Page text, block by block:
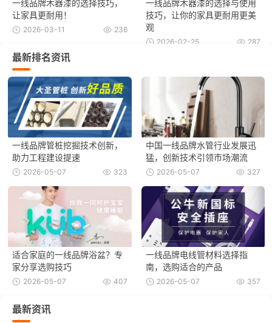
一线品牌木器漆的选择技巧，
让家具更耐用！
236
2026-03-11
一线品牌木器漆的选择与使用
技巧，让你的家具更耐用更美
观
287
2026-02-25
最新排名资讯
一线品牌管桩挖掘技术创新，
助力工程建设提速
323
2026-05-07
中国一线品牌水管行业发展迅
猛，创新技术引领市场潮流
327
2026-05-07
适合家庭的一线品牌浴盆？专
家分享选购技巧
407
2026-05-07
一线品牌电线管材料选择指
南，选购适合的产品
357
2026-05-07
最新资讯